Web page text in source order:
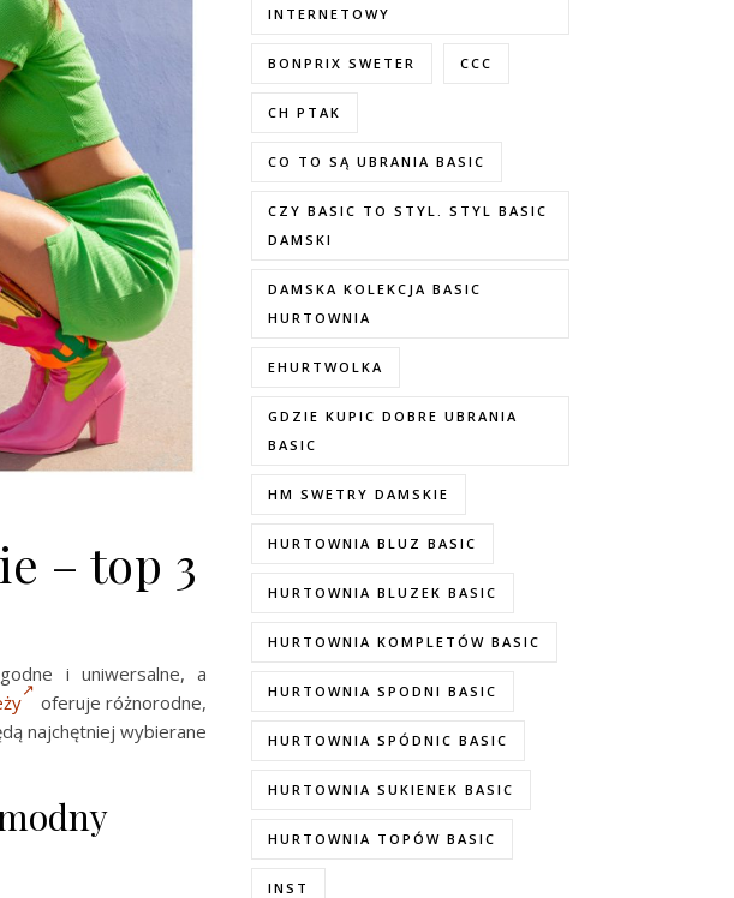
– top 3
i uniwersalne, a
oferuje różnorodne,
najchętniej wybierane
INTERNETOWY
BONPRIX SWETER CCC
CH PTAK
CO TO SĄ UBRANIA BASIC
CZY BASIC TO STYL. STYL BASIC
DAMSKI
DAMSKA KOLEKCJA BASIC
HURTOWNIA
EHURTWOLKA
GDZIE KUPIC DOBRE UBRANIA
BASIC
HM SWETRY DAMSKIE
HURTOWNIA BLUZ BASIC
HURTOWNIA BLUZEK BASIC
HURTOWNIA KOMPLETÓW BASIC
HURTOWNIA SPODNI BASIC
HURTOWNIA SPÓDNIC BASIC
HURTOWNIA SUKIENEK BASIC
HURTOWNIA TOPÓW BASIC
INST